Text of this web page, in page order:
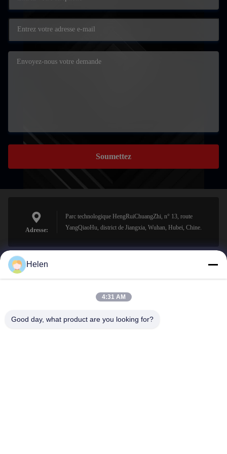
Soumettez
Adresse:
Parc technologique HengRuiChuangZhi, n° 13, route
YangQiaoHu, district de Jiangxia, Wuhan, Hubei, Chine.
sales@perfectlaser.net
Helen
4:31 AM
Good day, what product are you looking for?